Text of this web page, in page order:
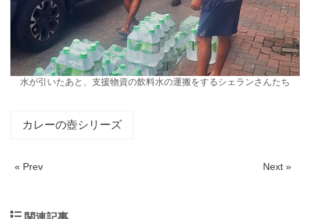
水が引いたあと、支援物資の飲料水の運搬をするシェランさんたち
カレーの壺シリーズ
« Prev Next »